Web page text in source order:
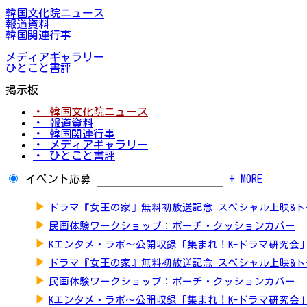
韓国文化院ニュース
報道資料
韓国関連行事
メディアギャラリー
ひとこと書評
掲示板
・ 韓国文化院ニュース
・ 報道資料
・ 韓国関連行事
・ メディアギャラリー
・ ひとこと書評
イベント応募 + MORE
▶ ドラマ『女王の家』無料初放送記念 スペシャル上映&
▶ 民画体験ワークショップ：ポーチ・クッションカバー
▶ Kエンタメ・ラボ～公開収録「集まれ！K-ドラマ研究会」
▶ ドラマ『女王の家』無料初放送記念 スペシャル上映&
▶ 民画体験ワークショップ：ポーチ・クッションカバー
▶ Kエンタメ・ラボ～公開収録「集まれ！K-ドラマ研究会」